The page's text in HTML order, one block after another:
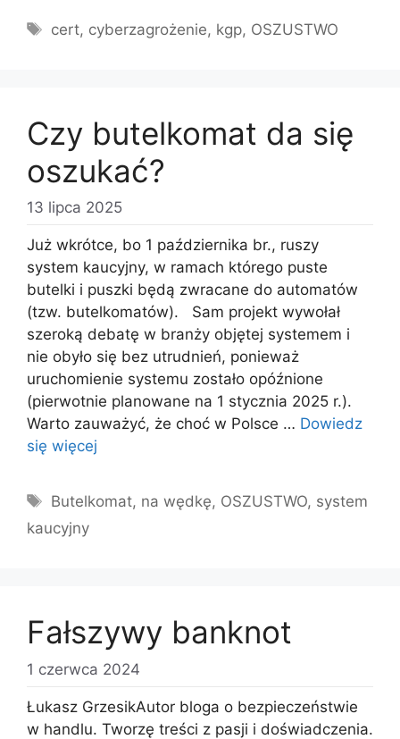
Tagi
cert, cyberzagrożenie, kgp, OSZUSTWO
Czy butelkomat da się
oszukać?
13 lipca 2025
Już wkrótce, bo 1 października br., ruszy
system kaucyjny, w ramach którego puste
butelki i puszki będą zwracane do automatów
(tzw. butelkomatów). Sam projekt wywołał
szeroką debatę w branży objętej systemem i
nie obyło się bez utrudnień, ponieważ
uruchomienie systemu zostało opóźnione
(pierwotnie planowane na 1 stycznia 2025 r.).
Warto zauważyć, że choć w Polsce … Dowiedz
się więcej
Tagi
Butelkomat, na wędkę, OSZUSTWO, system
kaucyjny
Fałszywy banknot
1 czerwca 2024
Łukasz GrzesikAutor bloga o bezpieczeństwie
w handlu. Tworzę treści z pasji i doświadczenia.